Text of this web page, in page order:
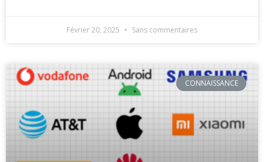
Février 20, 2025 Sans commentaires
CONNAISSANCE